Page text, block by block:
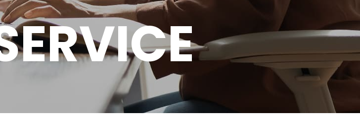
전기 체인호이스트
수동 체인호이스트
기타제품